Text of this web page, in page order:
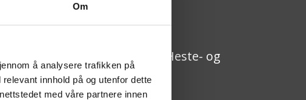
Om
å analysere trafikken på
innhold på og utenfor dette
med våre partnere innen
Opplæringskontoret for Heste- og
Hovslagerfaget
Starumsvegen 64, 2850 Lena